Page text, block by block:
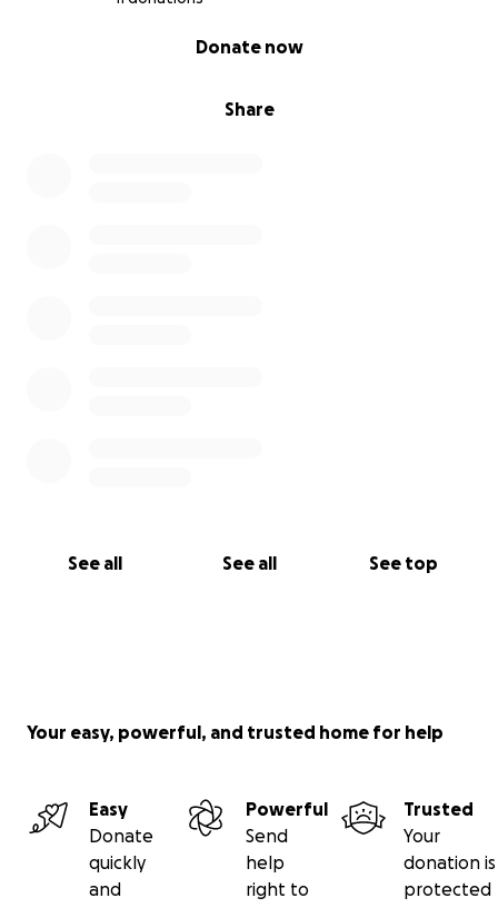
Share
Donate now
See all See all See top
Your easy, powerful, and trusted home for help
Easy
Donate
quickly
and
Powerful
Send
help
right to
Trusted
Your
donation is
protected